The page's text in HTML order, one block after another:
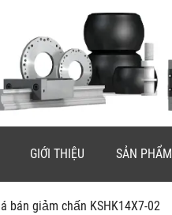
GIỚI THIỆU SẢN PHẨM
bán giảm chấn KSHK14X7-02